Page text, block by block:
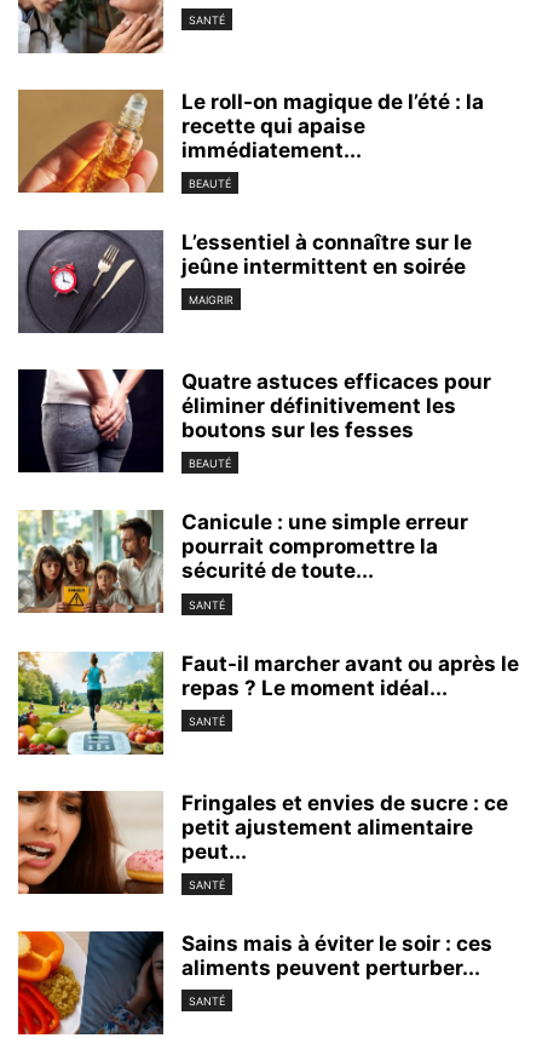
SANTÉ
Le roll-on magique de l’été : la
recette qui apaise
immédiatement...
BEAUTÉ
L’essentiel à connaître sur le
jeûne intermittent en soirée
MAIGRIR
Quatre astuces efficaces pour
éliminer définitivement les
boutons sur les fesses
BEAUTÉ
Canicule : une simple erreur
pourrait compromettre la
sécurité de toute...
SANTÉ
Faut-il marcher avant ou après le
repas ? Le moment idéal...
SANTÉ
Fringales et envies de sucre : ce
petit ajustement alimentaire
peut...
SANTÉ
Sains mais à éviter le soir : ces
aliments peuvent perturber...
SANTÉ